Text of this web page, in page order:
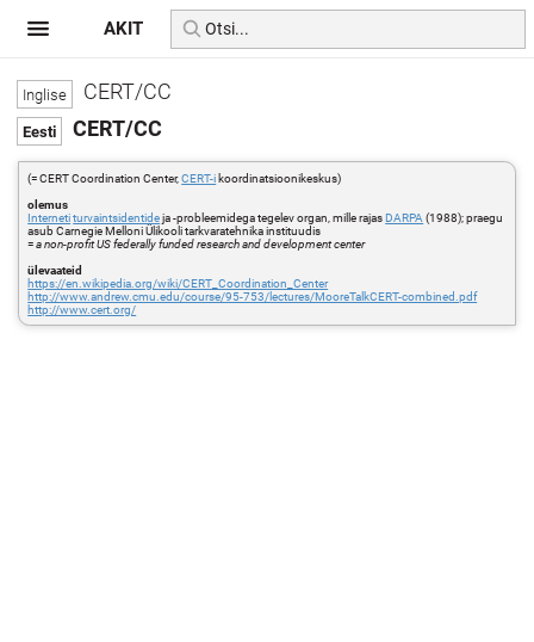
CERT/CC
CERT/CC
(= CERT Coordination Center,CERT-i koordinatsioonikeskus)
olemus
Internetiturvaintsidentideja -probleemidega tegelev organ, mille rajasDARPA (1988); praegu
asub Carnegie Melloni Ülikooli tarkvaratehnika instituudis
=a non-profit US federally funded research and development center
ülevaateid
https://en.wikipedia.org/wiki/CERT_Coordination_Center
http://www.andrew.cmu.edu/course/95-753/lectures/MooreTalkCERT-combined.pdf
http://www.cert.org/
AKIT